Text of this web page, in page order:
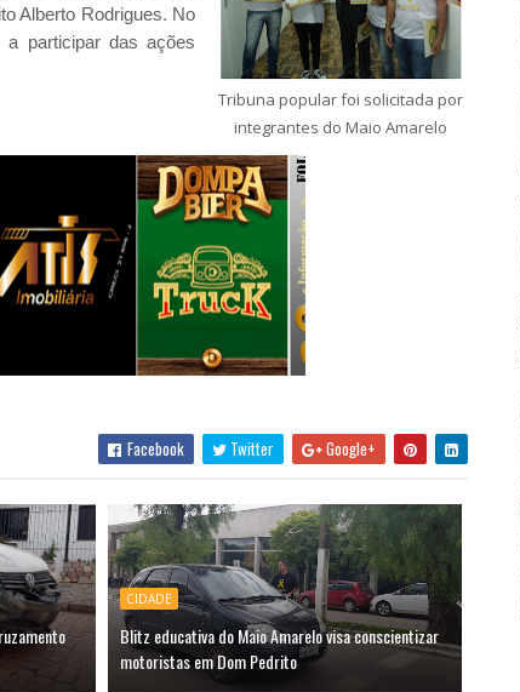
Tribuna popular foi solicitada por
integrantes do Maio Amarelo
Alberto Rodrigues. No
participar das ações
Facebook Twitter Google+
CIDADE
Blitz educativa do Maio Amarelo visa conscientizar
motoristas em Dom Pedrito